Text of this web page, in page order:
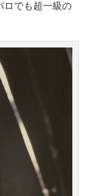
ロでも超一級の